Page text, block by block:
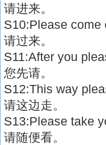
请进来。
S10:Please come
请过来。
S11:After you
您先请。
S12:This way
请这边走。
S13:Please take
请随便看。